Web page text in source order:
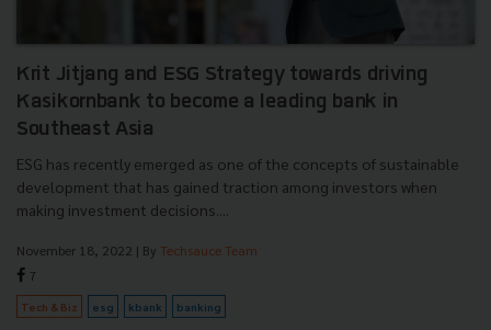
Krit Jitjang and ESG Strategy towards driving
Kasikornbank to become a leading bank in
Southeast Asia
ESG has recently emerged as one of the concepts of sustainable
development that has gained traction among investors when
making investment decisions....
November 18, 2022 | By Techsauce Team
7
Tech & Biz esg kbank banking